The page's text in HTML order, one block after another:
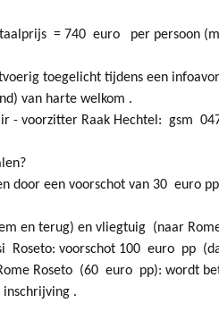
= 740 euro per persoon
toegelicht tijdens een
van harte welkom .
- voorzitter Raak Hechtel: gsm
door een voorschot van 30 euro
en terug) en vliegtuig (naar
Roseto: voorschot 100 euro pp
Roseto (60 euro pp): wordt
.